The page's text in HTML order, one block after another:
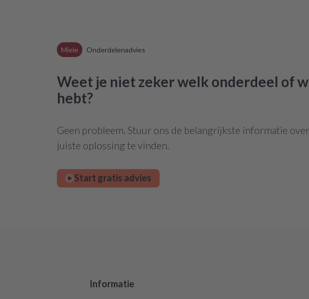
Miele Onderdelenadvies
Weet je niet zeker welk onderdeel of
hebt?
Geen probleem. Stuur ons de belangrijkste informatie
juiste oplossing te vinden.
Start gratis advies
Informatie